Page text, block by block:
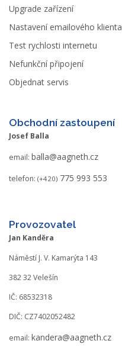
Upgrade zařízení
Nastavení emailového klienta
Test rychlosti internetu
Nefunkční připojení
Objednat servis
Obchodní zastoupení
Josef Balla
email: balla@aagneth.cz
telefon: (+420) 775 993 553
Provozovatel
Jan Kanděra
Náměstí J. V. Kamarýta 143
382 32 Velešín
IČ: 68532318
DIČ: CZ7402052482
email: kandera@aagneth.cz